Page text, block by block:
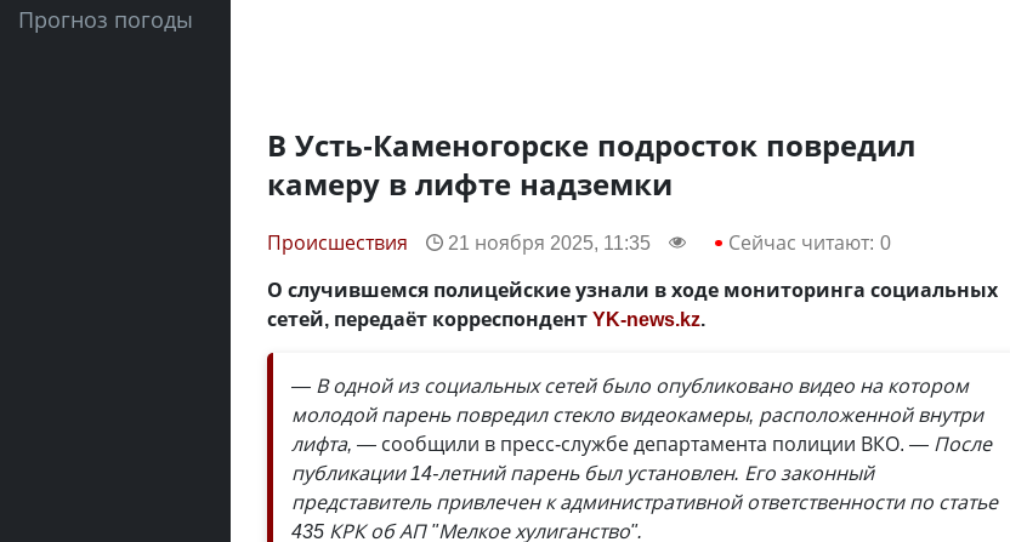
Прогноз погоды
В Усть-Каменогорске подросток повредил
камеру в лифте надземки
Происшествия 21 ноября 2025, 11:35 Сейчас читают: 0
О случившемся полицейские узнали в ходе мониторинга социальных
сетей, передаёт корреспондентYK-news.kz.
— В одной из социальных сетей было опубликовано видео на котором
молодой парень повредил стекло видеокамеры, расположенной внутри
лифта, — сообщили в пресс-службе департамента полиции ВКО. — После
публикации 14-летний парень был установлен. Его законный
представитель привлечен к административной ответственности по статье
435 КРК об АП "Мелкое хулиганство".